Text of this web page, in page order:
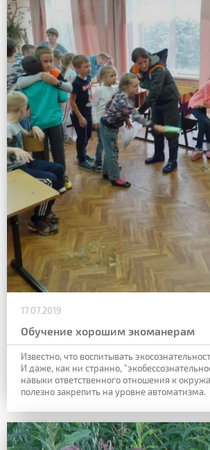
17.07.2019
Обучение хорошим экоманерам
Известно, что воспитывать
И даже, как ни странно,
навыки ответственного отношения к
полезно закрепить на уровне автоматизма.